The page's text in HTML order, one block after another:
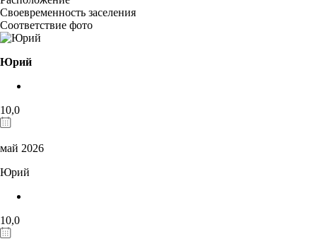
Своевременность заселения
Соответствие фото
Юрий
10,0
май 2026
Юрий
10,0